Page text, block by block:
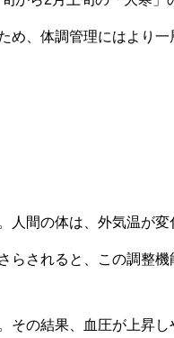
、体調管理にはより一
人間の体は、外気温が
されると、この調整機
その結果、血圧が上昇